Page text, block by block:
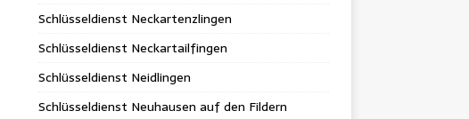
Schlüsseldienst Neckartenzlingen
Schlüsseldienst Neckartailfingen
Schlüsseldienst Neidlingen
Schlüsseldienst Neuhausen auf den Fildern